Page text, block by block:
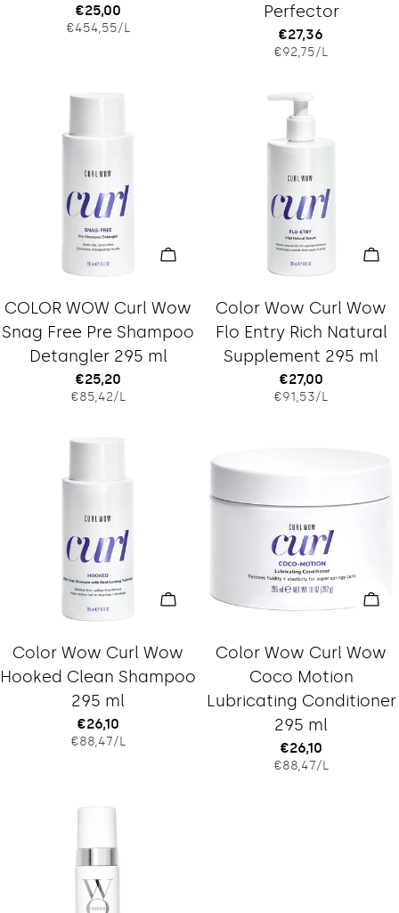
Regulärer
Preis
€25,00
EINZELPREIS
€454,55/PRO
L
Perfector
Regulärer
Preis
€27,36
EINZELPREIS
€92,75/PRO
L
In den Warenkorb legen
Typ:
COLOR WOW Curl Wow
Snag Free Pre Shampoo
Detangler 295 ml
Regulärer
Preis
€25,20
EINZELPREIS
€85,42/PRO
L
In
Typ:
Color Wow Curl Wow
Flo Entry Rich Natural
Supplement 295 ml
Regulärer
Preis
€27,00
EINZELPREIS
€91,53/PRO
L
In den Warenkorb legen
Typ:
Color Wow Curl Wow
Hooked Clean Shampoo
295 ml
Regulärer
Preis
€26,10
EINZELPREIS
€88,47/PRO
L
In
Typ:
Color Wow Curl Wow
Coco Motion
Lubricating Conditioner
295 ml
Regulärer
Preis
€26,10
EINZELPREIS
€88,47/PRO
L